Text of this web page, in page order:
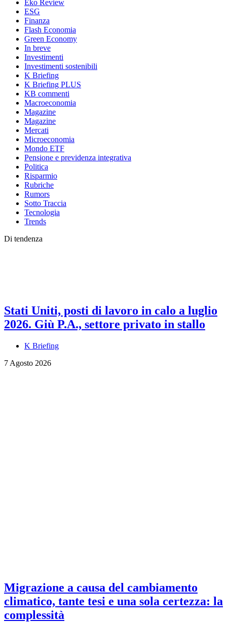
Eko Review
ESG
Finanza
Flash Economia
Green Economy
In breve
Investimenti
Investimenti sostenibili
K Briefing
K Briefing PLUS
KB commenti
Macroeconomia
Magazine
Magazine
Mercati
Microeconomia
Mondo ETF
Pensione e previdenza integrativa
Politica
Risparmio
Rubriche
Rumors
Sotto Traccia
Tecnologia
Trends
Di tendenza
Stati Uniti, posti di lavoro in calo a luglio
2026. Giù P.A., settore privato in stallo
K Briefing
7 Agosto 2026
Migrazione a causa del cambiamento
climatico, tante tesi e una sola certezza: la
complessità